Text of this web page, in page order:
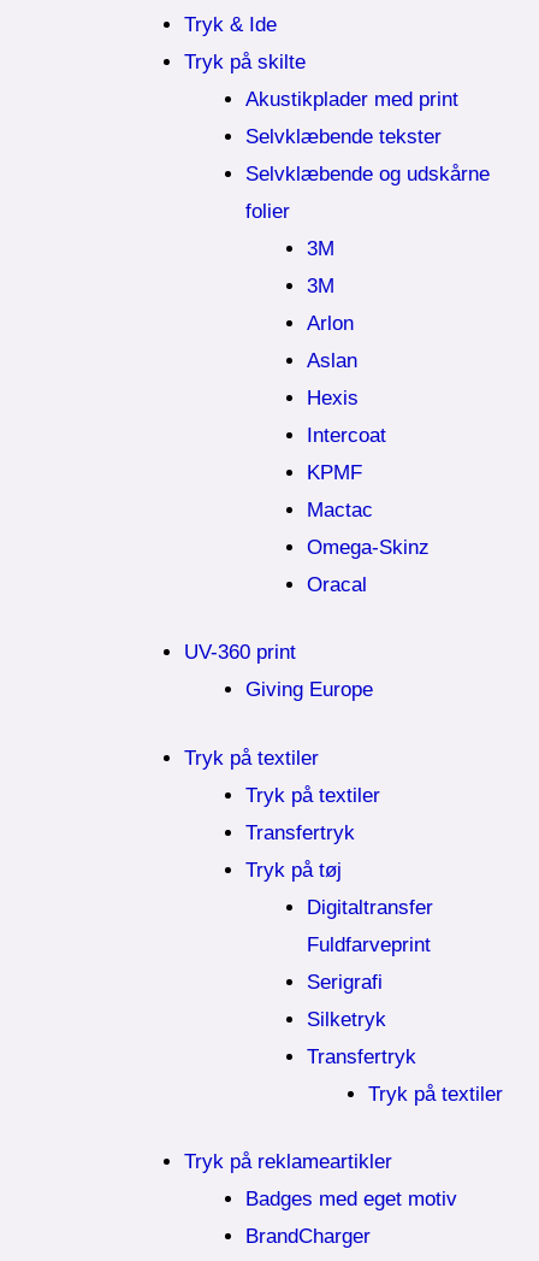
Tryk & Ide
Tryk på skilte
Akustikplader med print
Selvklæbende tekster
Selvklæbende og udskårne
folier
3M
3M
Arlon
Aslan
Hexis
Intercoat
KPMF
Mactac
Omega-Skinz
Oracal
UV-360 print
Giving Europe
Tryk på textiler
Tryk på textiler
Transfertryk
Tryk på tøj
Digitaltransfer
Fuldfarveprint
Serigrafi
Silketryk
Transfertryk
Tryk på textiler
Tryk på reklameartikler
Badges med eget motiv
BrandCharger